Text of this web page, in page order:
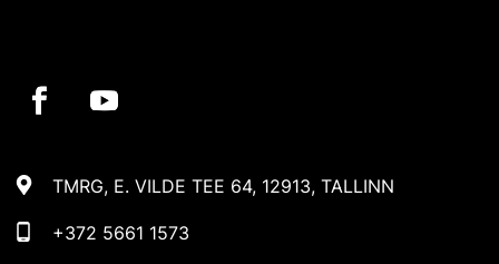
TMRG, E. VILDE TEE 64, 12913, TALLINN
+372 5661 1573